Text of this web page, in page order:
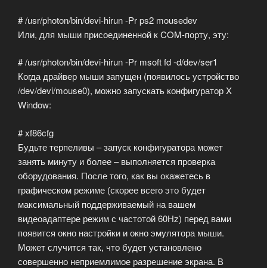
# /usr/photon/bin/devi-hirun -Pr ps2 mousedev
Или, для мыши присоединенной к COM-порту, эту:
# /usr/photon/bin/devi-hirun -Pr msoft fd -d/dev/ser1
Когда драйвер мыши запущен (появилось устройство
/dev/devi/mouse0), можно запускать конфигуратор X
Window:
# xf86cfg
Будьте терпеливы – запуск конфигуратора может
занять минуту и более – выполняется проверка
оборудования. После того, как вы окажетесь в
графическом режиме (скорее всего это будет
максимальный поддерживаемый на вашем
видеоадаптере режим с частотой 60Hz) перед вами
появится окно настройки и окно эмулятора мыши.
Может случится так, что будет установлено
совершенно неприемлимое разрешение экрана. В